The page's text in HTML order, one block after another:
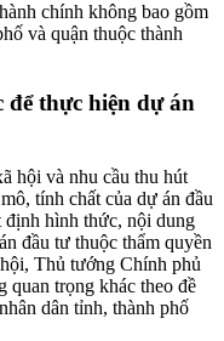
chính không bao gồm
và quận thuộc thành
thực hiện dự án
hội và nhu cầu thu hút
tính chất của dự án đầu
hình thức, nội dung
đầu tư thuộc thẩm quyền
Thủ tướng Chính phủ
quan trọng khác theo đề
dân tỉnh, thành phố